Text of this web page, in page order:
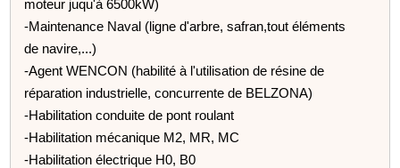
moteur juqu'à 6500kW)
-Maintenance Naval (ligne d'arbre, safran,tout éléments
de navire,...)
-Agent WENCON (habilité à l'utilisation de résine de
réparation industrielle, concurrente de BELZONA)
-Habilitation conduite de pont roulant
-Habilitation mécanique M2, MR, MC
-Habilitation électrique H0, B0